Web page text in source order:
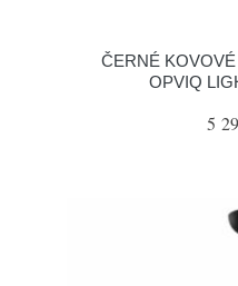
ČERNÉ
OPVIQ
5